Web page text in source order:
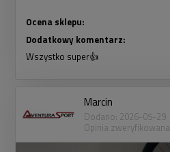
Ocena sklepu:
Dodatkowy komentarz:
Wszystko super👍
Marcin
Dodano: 2026-05-29
Opinia zweryfikowana